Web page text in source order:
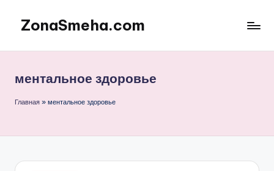
Перейти
содержимому
ZonaSmeha.com
питание
ментальное здоровье
Главная » ментальное здоровье